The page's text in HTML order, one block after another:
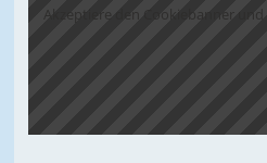
Akzeptiere den Cookiebanner